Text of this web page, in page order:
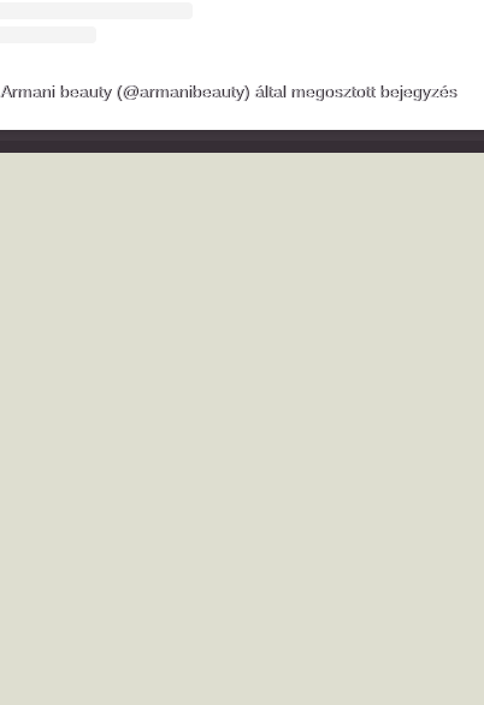
Armani beauty (@armanibeauty) által megosztott bejegyzés